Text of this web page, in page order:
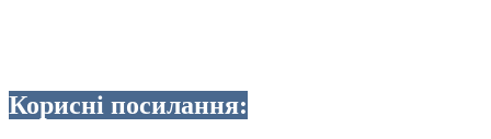
Корисні посилання: